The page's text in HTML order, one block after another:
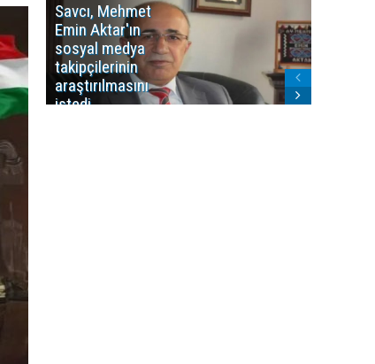
Savcı, Mehmet
Emin Aktar'ın
sosyal medya
takipçilerinin
araştırılmasını
istedi